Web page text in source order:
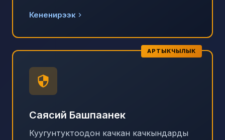
Кененирээк
АРТЫКЧЫЛЫК
Саясий Башпаанек
Куугунтуктоодон качкан качкындарды